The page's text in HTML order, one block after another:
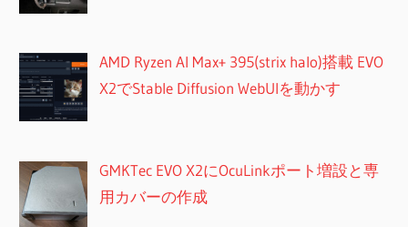
AMD Ryzen AI Max+ 395(strix halo)搭載 EVO
X2でStable Diffusion WebUIを動かす
GMKTec EVO X2にOcuLinkポート増設と専
用カバーの作成